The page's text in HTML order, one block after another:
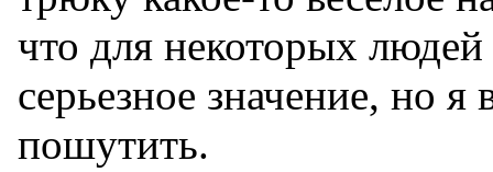
что для некоторых
серьезное значение, но я
пошутить.